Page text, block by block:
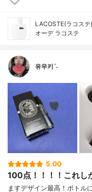
LACOSTE(ラコステ)
オーデ ラコステ
유우키ˊ˗
5.00
100点！！！！これし
ますデザイン最高！ボトル